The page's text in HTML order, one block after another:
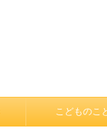
こどものこ